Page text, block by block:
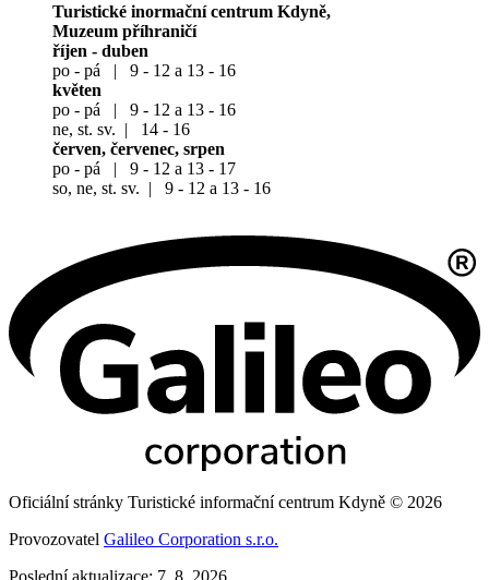
Turistické inormační centrum Kdyně,
Muzeum příhraničí
říjen - duben
po - pá | 9 - 12 a 13 - 16
květen
po - pá | 9 - 12 a 13 - 16
ne, st. sv. | 14 - 16
červen, červenec, srpen
po - pá | 9 - 12 a 13 - 17
so, ne, st. sv. | 9 - 12 a 13 - 16
Oficiální stránky Turistické informační centrum Kdyně © 2026
Provozovatel Galileo Corporation s.r.o.
Poslední aktualizace: 7. 8. 2026